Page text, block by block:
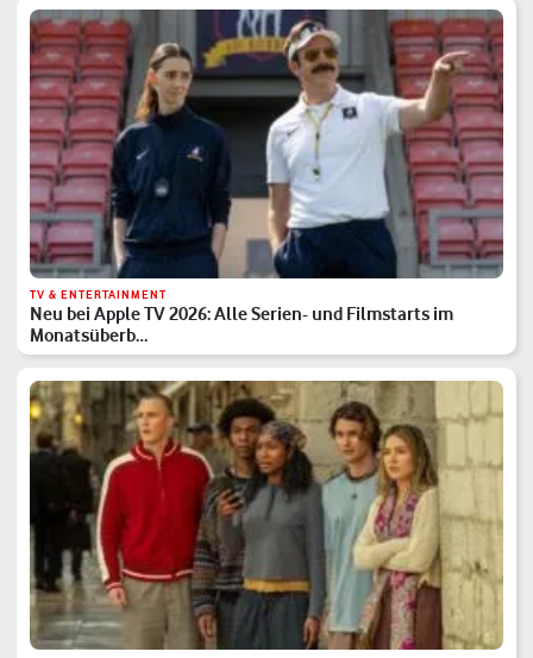
TV & ENTERTAINMENT
Neu bei Apple TV 2026: Alle Serien- und Filmstarts im
Monatsüberb…